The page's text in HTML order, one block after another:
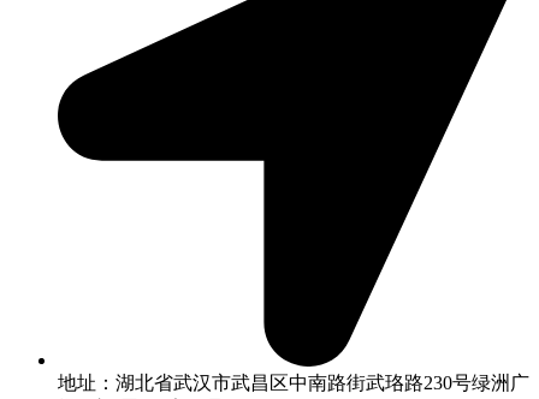
地址：湖北省武汉市武昌区中南路街武珞路230号绿洲广